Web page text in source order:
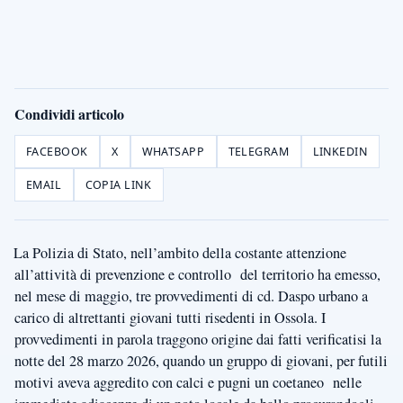
Condividi articolo
FACEBOOK X WHATSAPP TELEGRAM LINKEDIN
EMAIL COPIA LINK
La Polizia di Stato, nell’ambito della costante attenzione
all’attività di prevenzione e controllo del territorio ha emesso,
nel mese di maggio, tre provvedimenti di cd. Daspo urbano a
carico di altrettanti giovani tutti risedenti in Ossola. I
provvedimenti in parola traggono origine dai fatti verificatisi la
notte del 28 marzo 2026, quando un gruppo di giovani, per futili
motivi aveva aggredito con calci e pugni un coetaneo nelle